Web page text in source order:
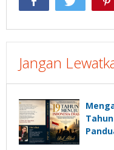
Jangan